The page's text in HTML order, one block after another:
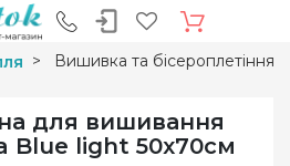
Вишивка та бісероплетіння
для вишивання
Blue light 50х70см